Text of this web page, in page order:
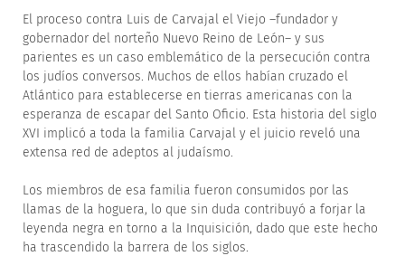
El proceso contra Luis de Carvajal el Viejo –fundador y
gobernador del norteño Nuevo Reino de León– y sus
parientes es un caso emblemático de la persecución contra
los judíos conversos. Muchos de ellos habían cruzado el
Atlántico para establecerse en tierras americanas con la
esperanza de escapar del Santo Oficio. Esta historia del siglo
XVI implicó a toda la familia Carvajal y el juicio reveló una
extensa red de adeptos al judaísmo.
Los miembros de esa familia fueron consumidos por las
llamas de la hoguera, lo que sin duda contribuyó a forjar la
leyenda negra en torno a la Inquisición, dado que este hecho
ha trascendido la barrera de los siglos.